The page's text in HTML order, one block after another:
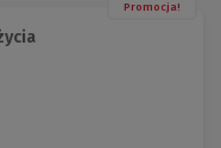
Promocja!